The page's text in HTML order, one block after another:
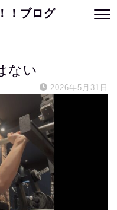
！ブログ
ない
2026年5月31日